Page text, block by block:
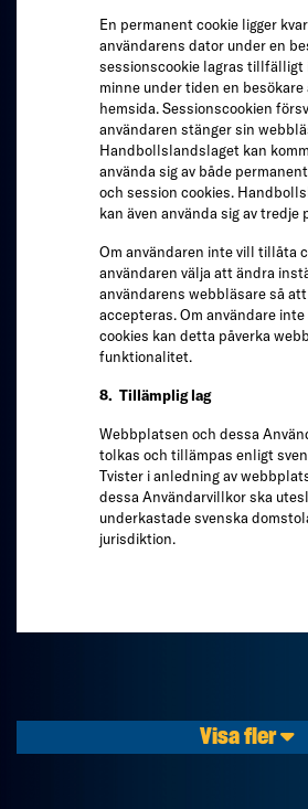
En permanent cookie ligger
användarens dator under en
sessionscookie lagras tillfälligt
minne under tiden en besökare
hemsida. Sessionscookien
användaren stänger sin
Handbollslandslaget kan
använda sig av både
och session cookies.
kan även använda sig av tredje
Om användaren inte vill tillåta
användaren välja att ändra
användarens webbläsare så
accepteras. Om användare
cookies kan detta påverka
funktionalitet.
8. Tillämplig lag
Webbplatsen och dessa
tolkas och tillämpas enligt
Tvister i anledning av
dessa Användarvillkor ska
underkastade svenska
jurisdiktion.
Visa fler